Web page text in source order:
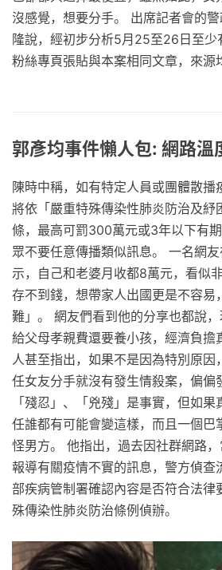
沒感覺，想要分手。 出席記者會的
隆說，經初步分析5月25至26日至
粉絲專頁張貼與本案相同文章，來源
郭彥均事件懶人包: 網路溫
陳時中稱，如有特定人員或團體散播
將依「嚴重特殊傳染性肺炎防治及紓
條，最高可罰300萬元或3年以下有
眾不要任意傳播類似訊息。 一名網
示，自己和老婆月收都8萬元，看似
存不到錢，想帶家人出國更是不容易
難」。 網友們看到他的分享也都說，
給父母孝親費還要養小孩，經濟負擔
人甚至指出，如果不是因為特別原因
任女友分手就沒有發生情殺案，偏偏
「殘忍」、「兇殘」是事實，但如果
任誰都有可能會變這樣，而且一個巴
怪男方。 他指出，過去因社群網路
報導有關疫情不實的訊息，警方偵查
部疾病管制署確認內容是否符合法律
殊傳染性肺炎防治條例偵辦。